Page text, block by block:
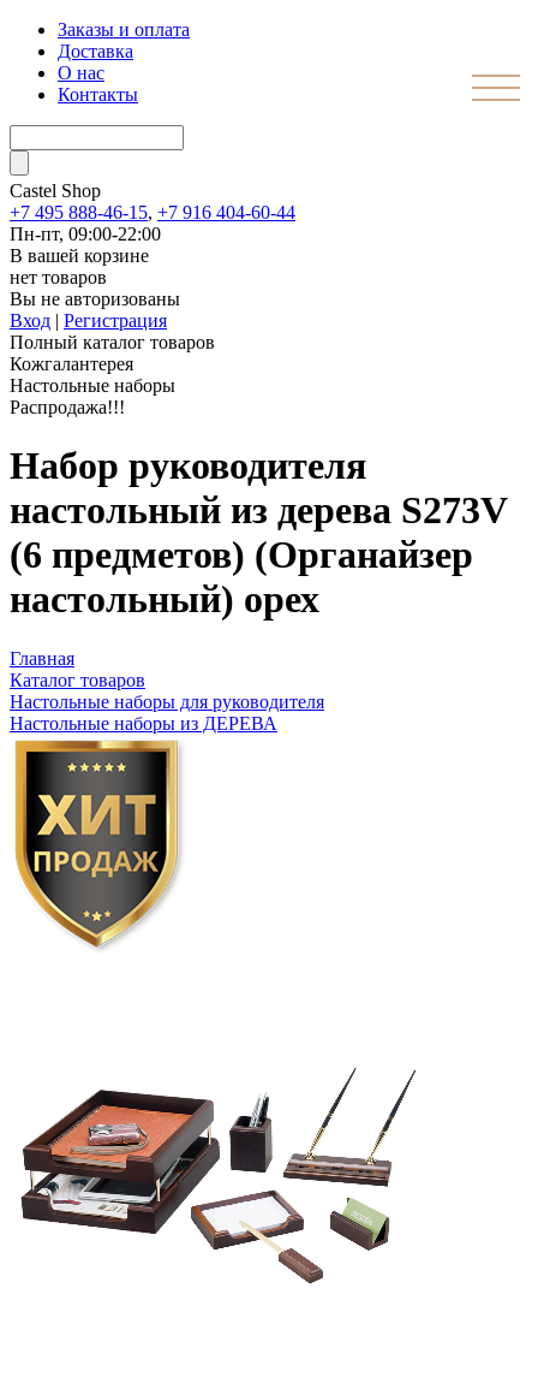
Заказы и оплата
Доставка
О нас
Контакты
Castel Shop
+7 495 888-46-15, +7 916 404-60-44
Пн-пт, 09:00-22:00
В вашей корзине
нет товаров
Вы не авторизованы
Вход | Регистрация
Полный каталог товаров
Кожгалантерея
Настольные наборы
Распродажа!!!
Набор руководителя
настольный из дерева S273V
(6 предметов) (Органайзер
настольный) орех
Главная
Каталог товаров
Настольные наборы для руководителя
Настольные наборы из ДЕРЕВА